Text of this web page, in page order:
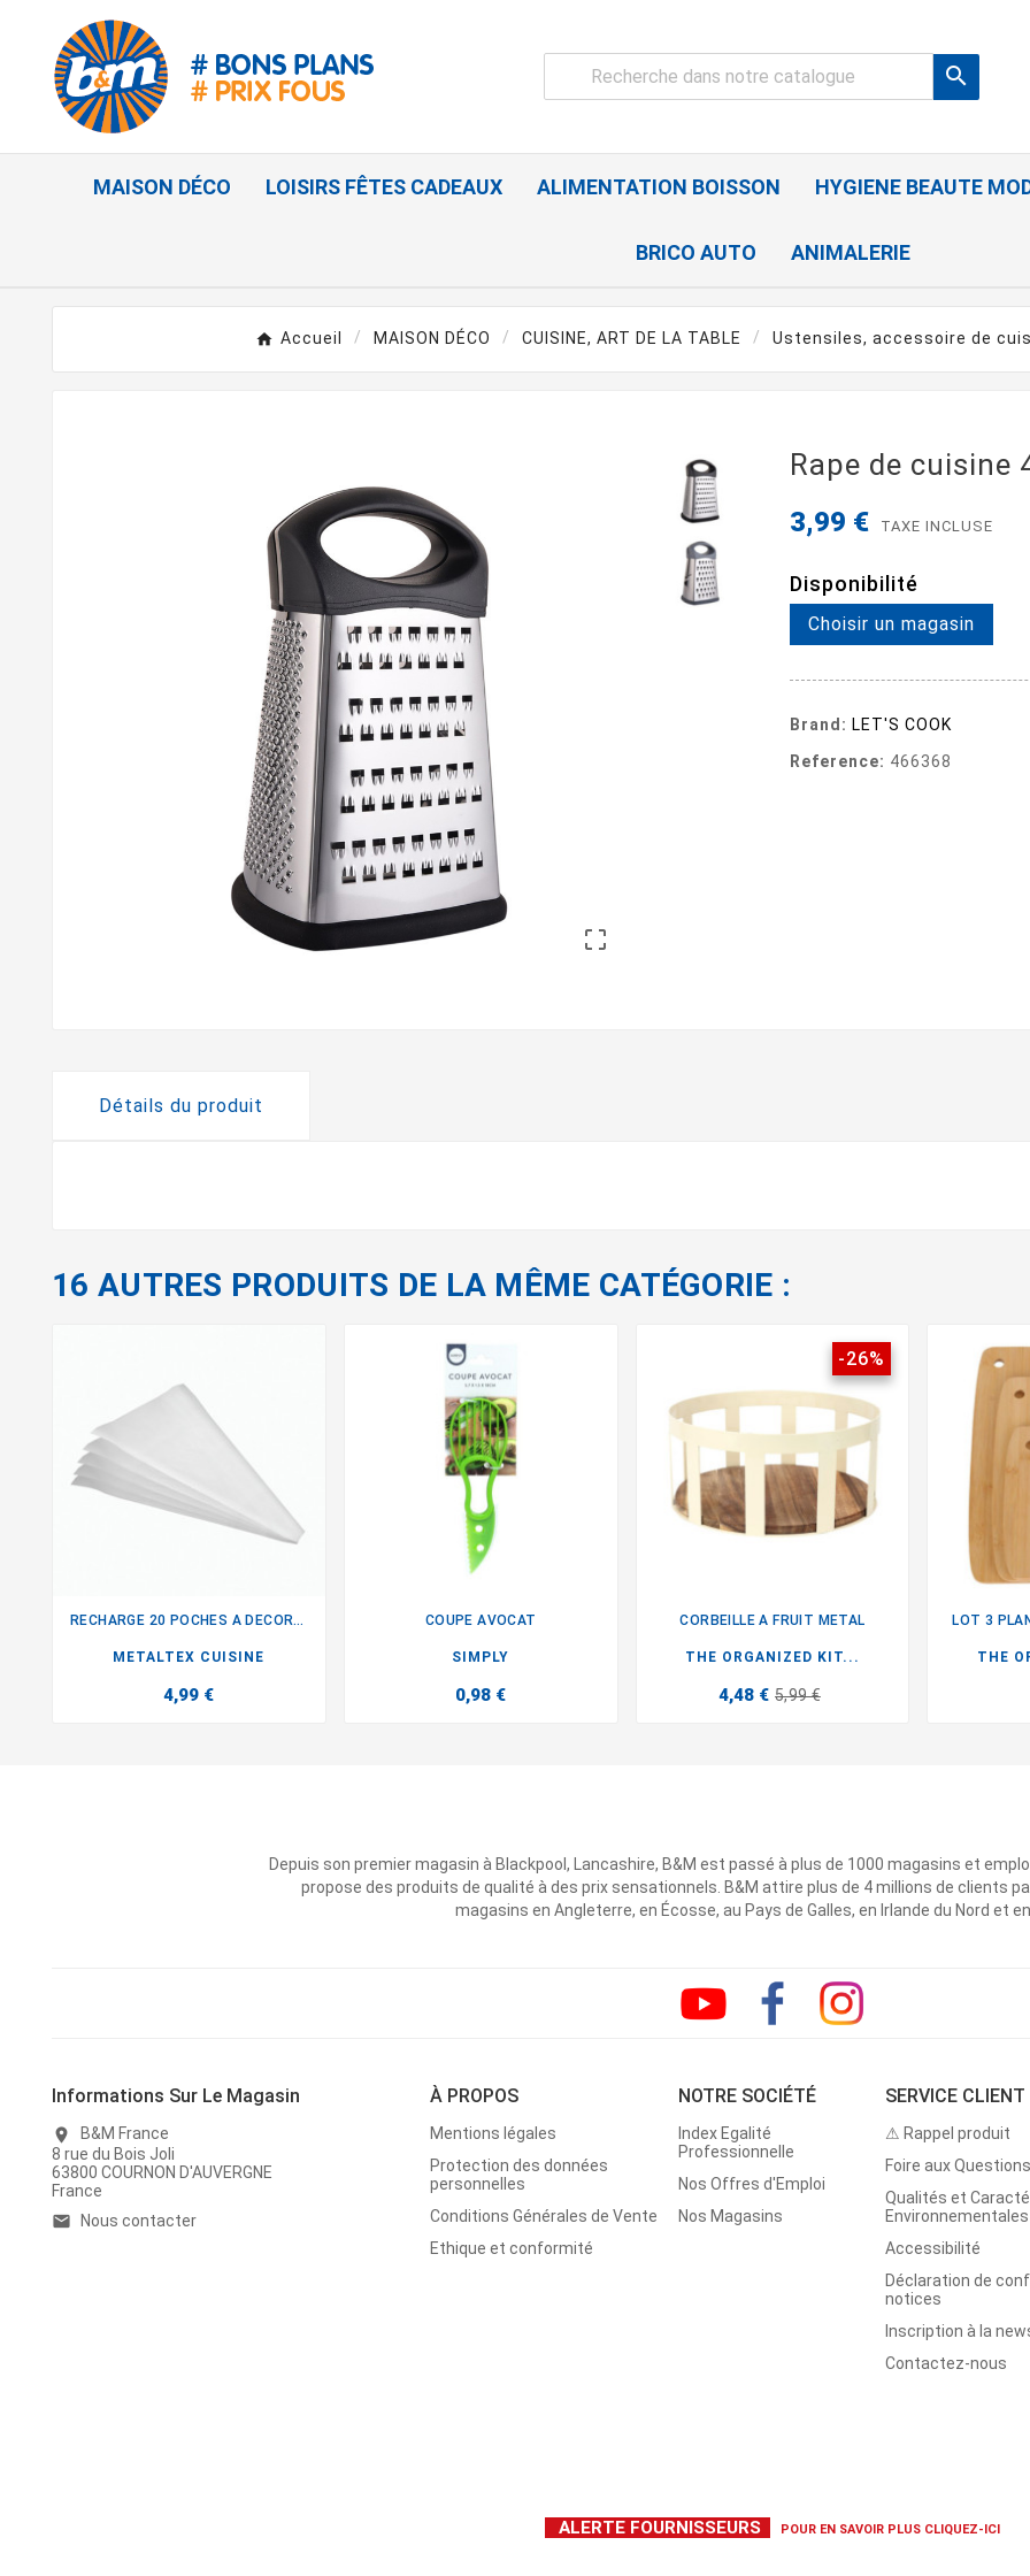

MAISON DÉCO LOISIRS FÊTES CADEAUX ALIMENTATION BOISSON HYGIENE BEAUTE
BRICO AUTO ANIMALERIE
Accueil MAISON DÉCO CUISINE, ART DE LA TABLE Ustensiles, accessoire de

Rape de cuisine
3,99 € TAXE INCLUSE
Disponibilité
Choisir un magasin
Brand: LET'S COOK
Reference: 466368
Détails du produit
16 AUTRES PRODUITS DE LA MÊME CATÉGORIE :
RECHARGE 20 POCHES A DECORER
METALTEX CUISINE
4,99 €
COUPE AVOCAT
SIMPLY
0,98 €
-26%
CORBEILLE A FRUIT METAL
THE ORGANIZED KIT...
4,48 € 5,99 €
LOT 3
THE
Depuis son premier magasin à Blackpool, Lancashire, B&M est passé à plus de 1000 magasins et
propose des produits de qualité à des prix sensationnels. B&M attire plus de 4 millions de clients
magasins en Angleterre, en Écosse, au Pays de Galles, en Irlande du Nord et
Informations Sur Le Magasin
location_on
B&M France
8 rue du Bois Joli
63800 COURNON D'AUVERGNE
France
email Nous contacter
À PROPOS
Mentions légales
Protection des données
personnelles
Conditions Générales de Vente
Ethique et conformité
NOTRE SOCIÉTÉ
Index Egalité
Professionnelle
Nos Offres d'Emploi
Nos Magasins
SERVICE CLIENT
⚠ Rappel produit
Foire aux
Qualités et
Environnementales
Accessibilité
Déclaration de
notices
Inscription à la
Contactez-nous
ALERTE FOURNISSEURS POUR EN SAVOIR PLUS CLIQUEZ-ICI